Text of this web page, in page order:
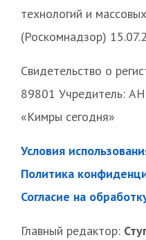
технологий и
(Роскомнадзор)
Свидетельство о
89801 Учредитель:
«Кимры сегодня»
Условия
Политика
Согласие на
Главный редактор: